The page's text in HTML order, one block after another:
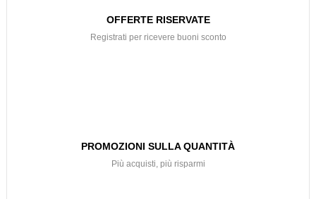
OFFERTE RISERVATE
Registrati per ricevere buoni sconto
PROMOZIONI SULLA QUANTITÀ
Più acquisti, più risparmi